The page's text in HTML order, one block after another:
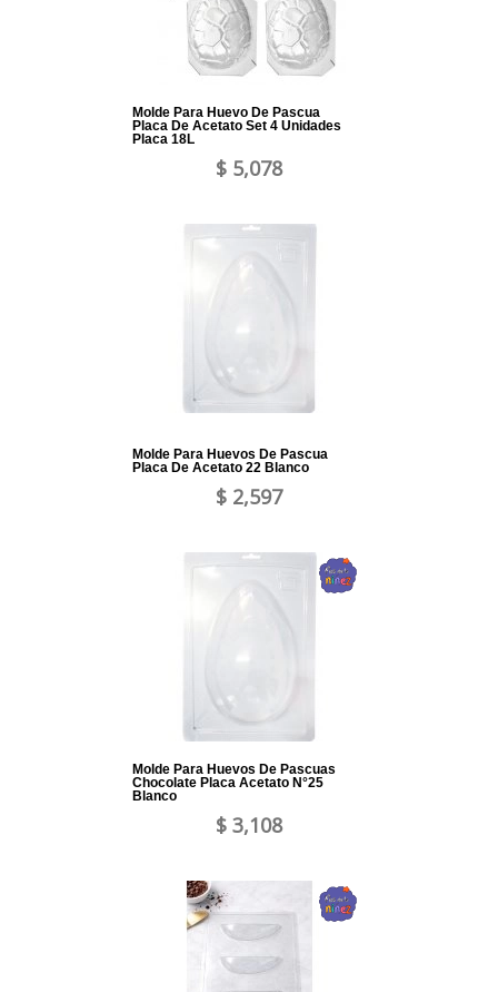
Molde Para Huevo De Pascua
Placa De Acetato Set 4 Unidades
Placa 18L
$ 5,078
Molde Para Huevos De Pascua
Placa De Acetato 22 Blanco
$ 2,597
Molde Para Huevos De Pascuas
Chocolate Placa Acetato N°25
Blanco
$ 3,108